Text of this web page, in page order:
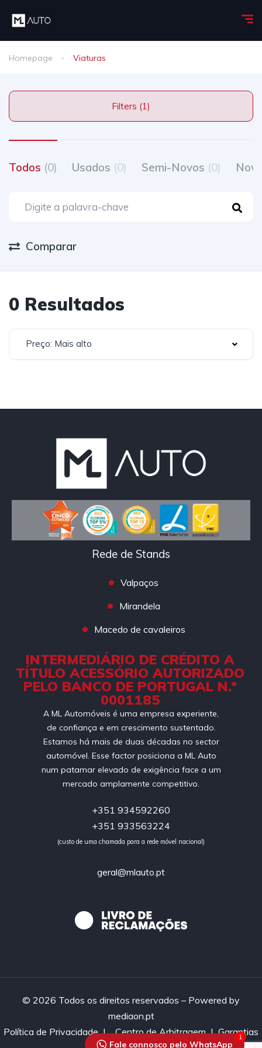
Homepage Viaturas
Filters (1)
Todos (0) Usados (0) Semi-Novos (0)
Comparar
0 Resultados
Preço: Mais alto
Rede de Stands
Valpaços
Mirandela
Macedo de cavaleiros
INTERMEDIÁRIO DE CRÉDITO A
TÍTULO ACESSÓRIO AUTORIZADO
PELO BANCO DE PORTUGAL N.º
0001185
A ML Automóveis é uma empresa experiente,
de confiança e em crescimento sustentado.
Estamos há mais de duas décadas no sector
automóvel. Esse factor posiciona a ML Auto
num patamar elevado de exigência face a um
mercado amplamente competitivo.
+351 934592260
+351 933563224
(custo de uma chamada para a rede móvel nacional)
geral@mlauto.pt
© 2026 Todos os direitos reservados – Powered by
mediaon.pt
Política de Privacidade|Centro de Arbitragem |Garantias
Fale connosco pelo WhatsApp
1